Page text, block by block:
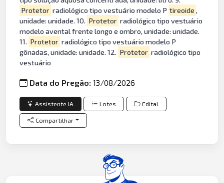
Protetor radiológico tipo vestuário modelo P tireoide ,
unidade: unidade. 10. Protetor radiológico tipo vestuário
modelo avental frente longo e ombro, unidade: unidade.
11. Protetor radiológico tipo vestuário modelo P
gônadas, unidade: unidade. 12. Protetor radiológico tipo
vestuário
Data do Pregão:13/08/2026
Assistente IA Lotes Edital
Compartilhar